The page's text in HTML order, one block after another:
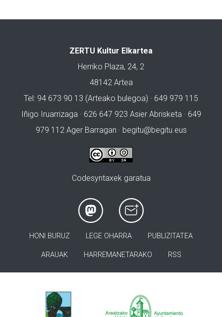
ZERTU Kultur Elkartea
Herriko Plaza, 24, 2
48142 Artea
Tel: 94 673 90 13 (Arteako bulegoa) · 649 979 115
Iñigo Iruarrizaga · 626 647 923 Asier Abrisketa · 649
979 112 Ager Barragan · begitu@begitu.eus
Codesyntaxek garatua
HONI BURUZ LEGE OHARRA PUBLIZITATEA
ARAUAK HARREMANETARAKO RSS